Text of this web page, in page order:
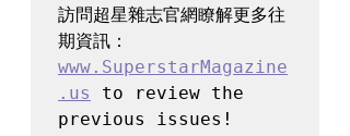
訪問超星雜志官網瞭解更多往
www.SuperstarMagazine
.us
to review the
previous issues!